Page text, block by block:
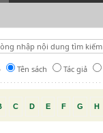
Tên sách Tác giả
C D E F G H